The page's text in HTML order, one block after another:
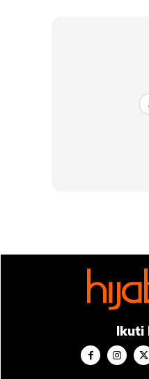
Ubai turut berkongsi nama
“Cucu pertama arwah
arwah mak gembira.
“Akan kami jaga sehabis
Ikuti